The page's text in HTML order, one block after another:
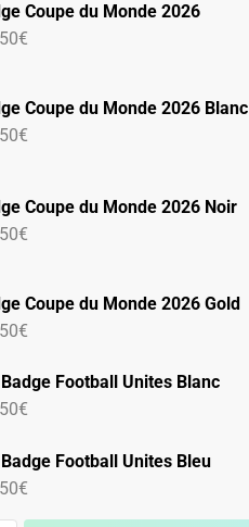
Coupe du Monde 2026
Coupe du Monde 2026 Blanc
Coupe du Monde 2026 Noir
Coupe du Monde 2026 Gold
Badge Football Unites Blanc
Badge Football Unites Bleu